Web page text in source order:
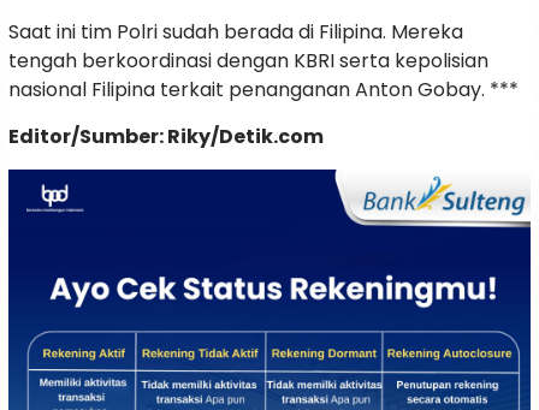
Saat ini tim Polri sudah berada di Filipina. Mereka
tengah berkoordinasi dengan KBRI serta kepolisian
nasional Filipina terkait penanganan Anton Gobay. ***
Editor/Sumber: Riky/Detik.com